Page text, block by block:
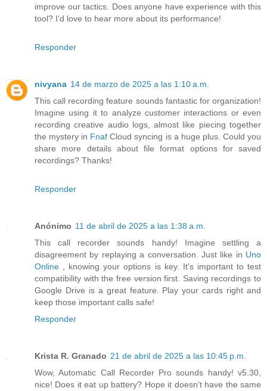
improve our tactics. Does anyone have experience with this
tool? I'd love to hear more about its performance!
Responder
nivyana 14 de marzo de 2025 a las 1:10 a.m.
This call recording feature sounds fantastic for organization!
Imagine using it to analyze customer interactions or even
recording creative audio logs, almost like piecing together
the mystery in Fnaf Cloud syncing is a huge plus. Could you
share more details about file format options for saved
recordings? Thanks!
Responder
Anónimo 11 de abril de 2025 a las 1:38 a.m.
This call recorder sounds handy! Imagine settling a
disagreement by replaying a conversation. Just like in Uno
Online , knowing your options is key. It's important to test
compatibility with the free version first. Saving recordings to
Google Drive is a great feature. Play your cards right and
keep those important calls safe!
Responder
Krista R. Granado 21 de abril de 2025 a las 10:45 p.m.
Wow, Automatic Call Recorder Pro sounds handy! v5.30,
nice! Does it eat up battery? Hope it doesn't have the same